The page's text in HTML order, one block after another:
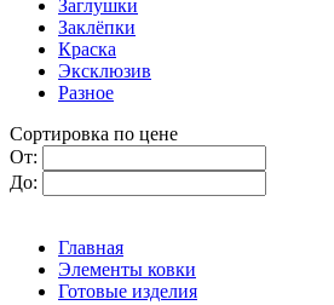
Заглушки
Заклёпки
Краска
Эксклюзив
Разное
Сортировка по цене
От:
До:
Главная
Элементы ковки
Готовые изделия